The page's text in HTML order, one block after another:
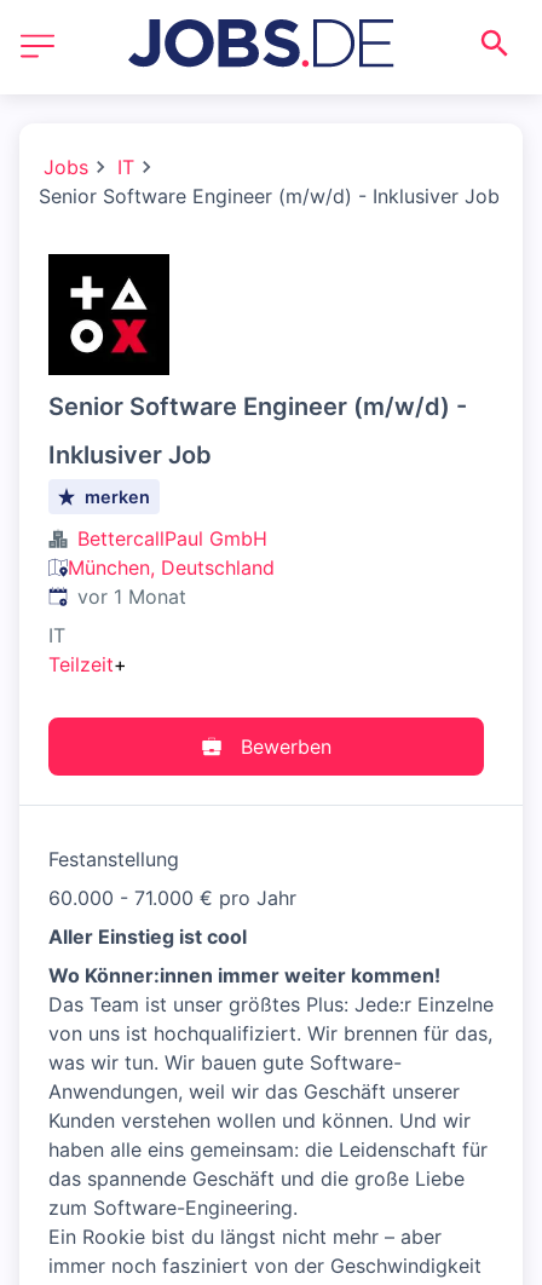
Jobs
IT
Senior Software Engineer (m/w/d) - Inklusiver Job
Senior Software Engineer (m/w/d) -
Inklusiver Job
merken
BettercallPaul GmbH
München, Deutschland
Veröffentlicht:
vor 1 Monat
IT
Teilzeit+
Bewerben
Festanstellung
60.000 - 71.000 € pro Jahr
Aller Einstieg ist cool
Wo Könner:innen immer weiter kommen!
Das Team ist unser größtes Plus: Jede:r Einzelne
von uns ist hochqualifiziert. Wir brennen für das,
was wir tun. Wir bauen gute Software-
Anwendungen, weil wir das Geschäft unserer
Kunden verstehen wollen und können. Und wir
haben alle eins gemeinsam: die Leidenschaft für
das spannende Geschäft und die große Liebe
zum Software-Engineering.
Ein Rookie bist du längst nicht mehr – aber
immer noch fasziniert von der Geschwindigkeit